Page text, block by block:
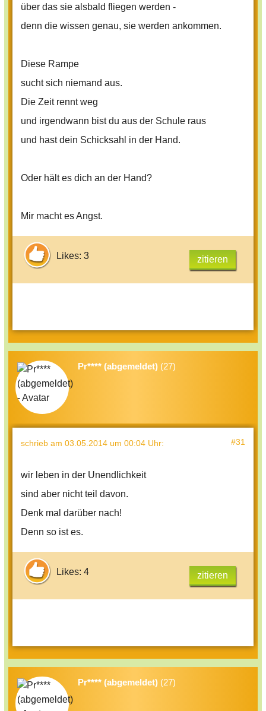
über das sie alsbald fliegen werden -
denn die wissen genau, sie werden ankommen.
Diese Rampe
sucht sich niemand aus.
Die Zeit rennt weg
und irgendwann bist du aus der Schule raus
und hast dein Schicksahl in der Hand.
Oder hält es dich an der Hand?
Mir macht es Angst.
Likes: 3 zitieren
Pr**** (abgemeldet) (27)
schrieb am 03.05.2014 um 00:04 Uhr: #31
wir leben in der Unendlichkeit
sind aber nicht teil davon.
Denk mal darüber nach!
Denn so ist es.
Likes: 4 zitieren
Pr**** (abgemeldet) (27)